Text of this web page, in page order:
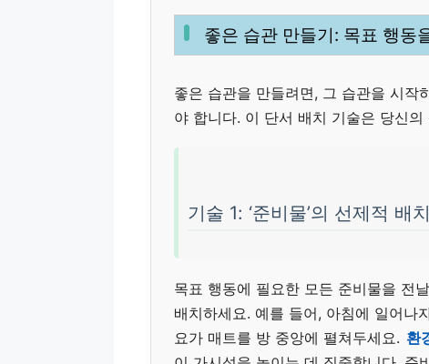
좋은 습관 만들기: 목표 행동
좋은 습관을 만들려면, 그 습관을 시작
야 합니다. 이 단서 배치 기술은 당신의
기술 1: ‘준비물’의 선제적 배
목표 행동에 필요한 모든 준비물을 전
배치하세요. 예를 들어, 아침에 일어나
요가 매트를 방 중앙에 펼쳐두세요. 환